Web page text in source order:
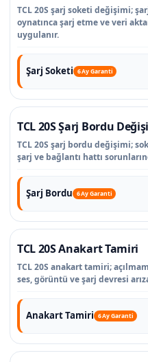
TCL 20S şarj soketi değişimi;
oynatınca şarj etme ve veri
uygulanır.
Şarj Soketi 6 Ay Garanti
TCL 20S Şarj Bordu
TCL 20S şarj bordu değişimi;
şarj ve bağlantı hattı
Şarj Bordu 6 Ay Garanti
TCL 20S Anakart Tamiri
TCL 20S anakart tamiri;
ses, görüntü ve şarj devresi
Anakart Tamiri 6 Ay Garanti